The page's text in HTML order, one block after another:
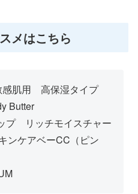
メはこちら
感肌用 高保湿タイプ
Butter
プ リッチモイスチャー
ンケアベーCC（ピン